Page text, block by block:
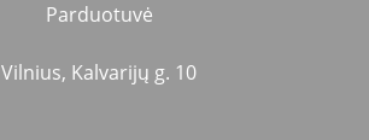
Parduotuvė
Vilnius, Kalvarijų g. 10